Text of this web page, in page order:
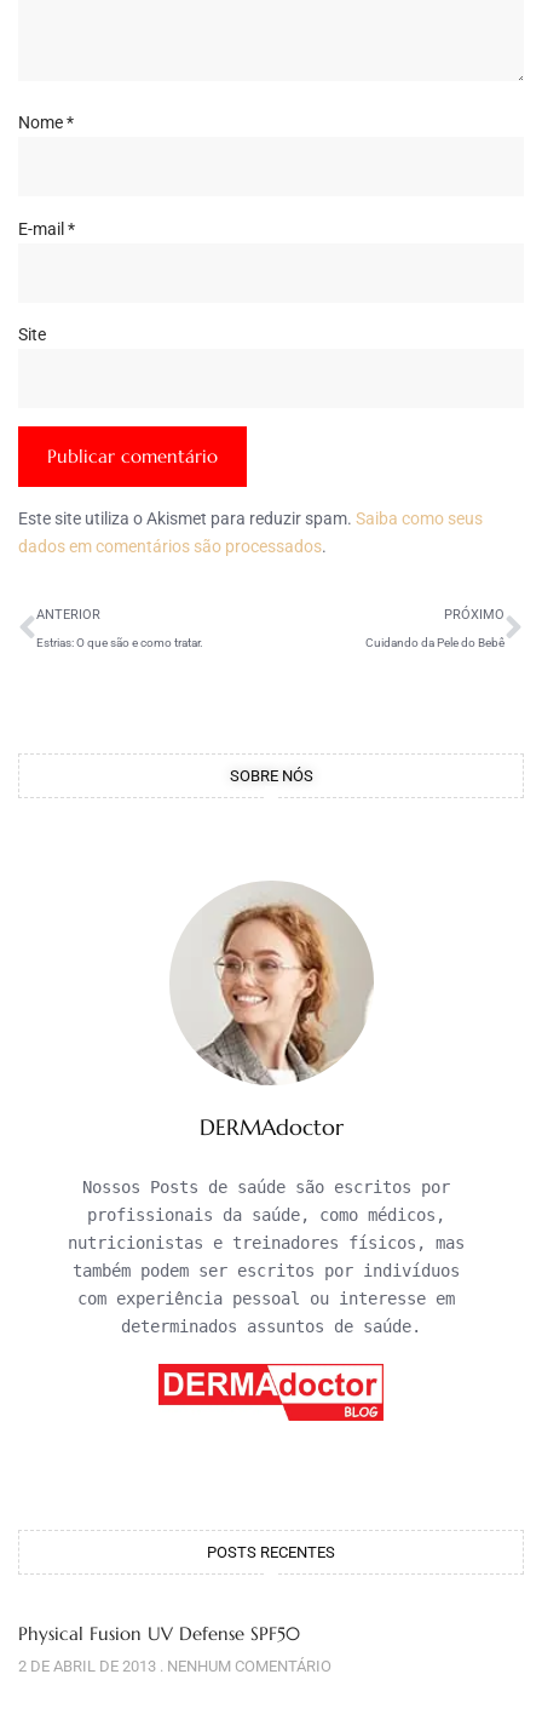
Nome*
E-mail *
Site
Este site utiliza o Akismet para reduzir spam. Saiba como seus
dados em comentários são processados.
ANTERIOR
Estrias: O que são e como tratar.
PRÓXIMO
Cuidando da Pele do Bebê
SOBRE NÓS
DERMAdoctor
Nossos Posts de saúde são escritos por
profissionais da saúde, como médicos,
nutricionistas e treinadores físicos, mas
também podem ser escritos por indivíduos
com experiência pessoal ou interesse em
determinados assuntos de saúde.
POSTS RECENTES
Physical Fusion UV Defense SPF50
2 DE ABRIL DE 2013 NENHUM COMENTÁRIO